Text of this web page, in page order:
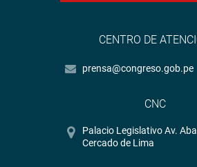
CENTRO DE
prensa@congreso.gob.pe
CNC
Palacio Legislativo Av.
Cercado de Lima